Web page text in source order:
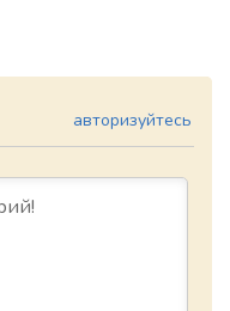
авторизуйтесь